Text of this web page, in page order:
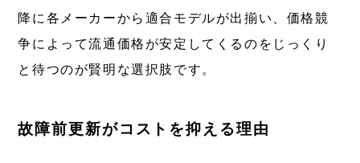
降に各メーカーから適合モデルが出揃い、価格競
争によって流通価格が安定してくるのをじっくり
と待つのが賢明な選択肢です。
故障前更新がコストを抑える理由